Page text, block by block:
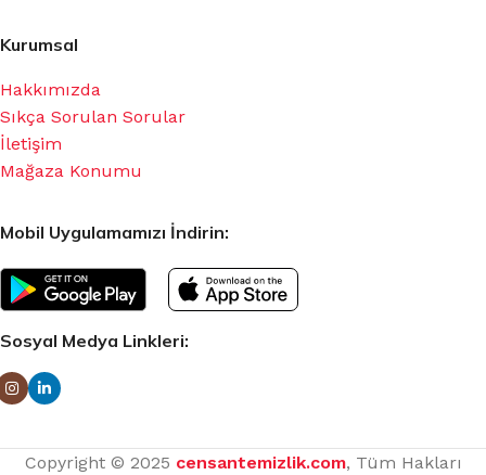
Kurumsal
Hakkımızda
Sıkça Sorulan Sorular
İletişim
Mağaza Konumu
Mobil Uygulamamızı İndirin:
Sosyal Medya Linkleri:
Copyright © 2025 censantemizlik.com, Tüm Hakları